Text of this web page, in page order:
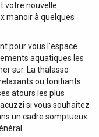
votre nouvelle
manoir à quelques
pour vous l’espace
aquatiques les
sur. La thalasso
ou tonifiants
atours les plus
si vous souhaitez
un cadre somptueux